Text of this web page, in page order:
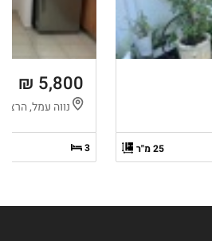
25 מ"ר
5,800 ₪
נווה עמל,
3